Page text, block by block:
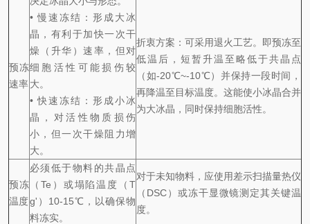
预冻
速率
• 慢速冻结：形成大冰
晶，有利于加快一次干
燥（升华）速率，但对
细胞活性可能损伤较
大。
• 快速冻结：形成小冰
晶，对活性物质损伤
小，但一次干燥阻力增
大。
折衷方案：可采用退火工艺。即预冻至
低温后，短暂升温至略低于共晶点
（如-20℃~-10℃）并保持一段时间，
再降温至目标温度。这能使小冰晶合并
为大冰晶，同时保持细胞活性。
预冻
温度
必须低于物料的共晶点
（Te）或塌陷温度（T
g'）10-15℃，以确保物
料冻实。
对于未知物料，应使用差示扫描量热仪
（DSC）或冻干显微镜测定其关键温
度。